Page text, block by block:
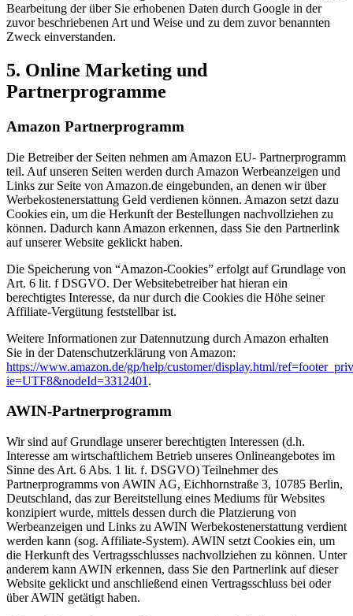
Bearbeitung der über Sie erhobenen Daten durch Google in der
zuvor beschriebenen Art und Weise und zu dem zuvor benannten
Zweck einverstanden.
5. Online Marketing und
Partnerprogramme
Amazon Partnerprogramm
Die Betreiber der Seiten nehmen am Amazon EU- Partnerprogramm
teil. Auf unseren Seiten werden durch Amazon Werbeanzeigen und
Links zur Seite von Amazon.de eingebunden, an denen wir über
Werbekostenerstattung Geld verdienen können. Amazon setzt dazu
Cookies ein, um die Herkunft der Bestellungen nachvollziehen zu
können. Dadurch kann Amazon erkennen, dass Sie den Partnerlink
auf unserer Website geklickt haben.
Die Speicherung von “Amazon-Cookies” erfolgt auf Grundlage von
Art. 6 lit. f DSGVO. Der Websitebetreiber hat hieran ein
berechtigtes Interesse, da nur durch die Cookies die Höhe seiner
Affiliate-Vergütung feststellbar ist.
Weitere Informationen zur Datennutzung durch Amazon erhalten
Sie in der Datenschutzerklärung von Amazon:
https://www.amazon.de/gp/help/customer/display.html/
ie=UTF8&nodeId=3312401 .
AWIN-Partnerprogramm
Wir sind auf Grundlage unserer berechtigten Interessen (d.h.
Interesse am wirtschaftlichem Betrieb unseres Onlineangebotes im
Sinne des Art. 6 Abs. 1 lit. f. DSGVO) Teilnehmer des
Partnerprogramms von AWIN AG, Eichhornstraße 3, 10785 Berlin,
Deutschland, das zur Bereitstellung eines Mediums für Websites
konzipiert wurde, mittels dessen durch die Platzierung von
Werbeanzeigen und Links zu AWIN Werbekostenerstattung verdient
werden kann (sog. Affiliate-System). AWIN setzt Cookies ein, um
die Herkunft des Vertragsschlusses nachvollziehen zu können. Unter
anderem kann AWIN erkennen, dass Sie den Partnerlink auf dieser
Website geklickt und anschließend einen Vertragsschluss bei oder
über AWIN getätigt haben.